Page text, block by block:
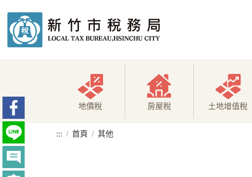
地價稅 房屋稅 土地增值稅
::: 首頁 其他